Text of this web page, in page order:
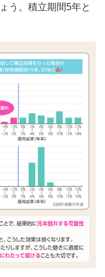
う。積立期間5年と